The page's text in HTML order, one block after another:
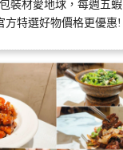
裝材愛地球，每週五蝦
方特選好物價格更優惠!